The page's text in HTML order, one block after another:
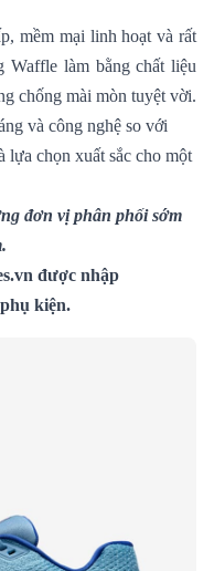
mềm mại linh hoạt và rất
Waffle làm bằng chất liệu
chống mài mòn tuyệt vời.
và công nghệ so với
chọn xuất sắc cho một
đơn vị phân phối sớm
được nhập
kiện.